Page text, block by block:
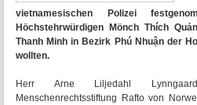
vietnamesischen Polizei
Höchstehrwürdigen Mönch Thích
Thanh Minh in Bezirk Phú Nhuận der
wollten.
Herr Arne Liljedahl
Menschenrechtsstiftung Rafto von